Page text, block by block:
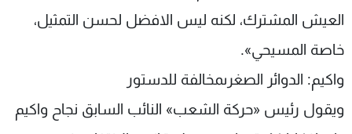
العيش المشترك، لكنه ليس الافضل لحسن التمثيل،
خاصة المسيحي».
واكيم: الدوائر الصغرىمخالفة للدستور
ويقول رئيس «حركة الشعب» النائب السابق نجاح واكيم